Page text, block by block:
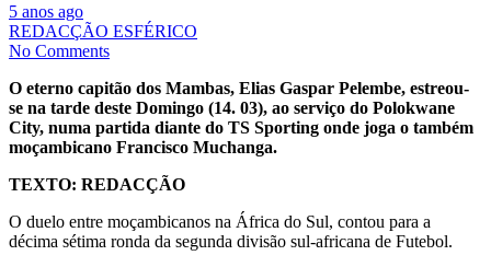
5 anos ago
REDACÇÃO ESFÉRICO
No Comments
O eterno capitão dos Mambas, Elias Gaspar Pelembe, estreou-
se na tarde deste Domingo (14. 03), ao serviço do Polokwane
City, numa partida diante do TS Sporting onde joga o também
moçambicano Francisco Muchanga.
TEXTO: REDACÇÃO
O duelo entre moçambicanos na África do Sul, contou para a
décima sétima ronda da segunda divisão sul-africana de Futebol.